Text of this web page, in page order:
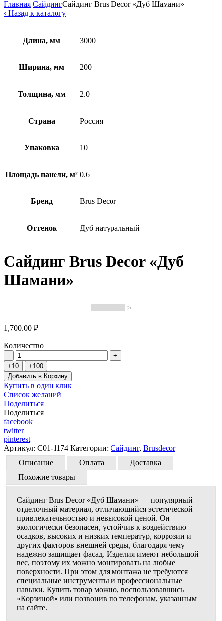
Главная СайдингСайдинг Brus Decor «Дуб Шамани»
‹ Назад к каталогу
Длина, мм 3000
Ширина, мм 200
Толщина, мм 2.0
Страна Россия
Упаковка 10
Площадь панели, м² 0.6
Бренд Brus Decor
Оттенок Дуб натуральный
Сайдинг Brus Decor «Дуб
Шамани»
(0)
1,700.00 ₽
Количество
Добавить в Корзину
Купить в один клик
Список желаний
Поделиться
Поделиться
facebook
twitter
pinterest
Артикул: C01-1174 Категории: Сайдинг, Brusdecor
Описание
Оплата
Доставка
Похожие товары
Сайдинг Brus Decor «Дуб Шамани» — популярный
отделочный материал, отличающийся эстетической
привлекательностью и невысокой ценой. Он
экологически безопасен, устойчив к воздействию
осадков, высоких и низких температур, коррозии и
других факторов внешней среды, благодаря чему
надежно защищает фасад. Изделия имеют небольшой
вес, поэтому их можно монтировать на любые
поверхности. При этом для монтажа не требуются
специальные инструменты и профессиональные
навыки. Купить товар можно, воспользовавшись
«Корзиной» или позвонив по телефонам, указанным
на сайте.